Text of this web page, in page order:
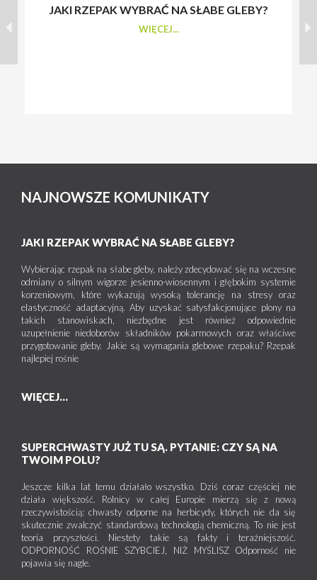
JAKI RZEPAK WYBRAĆ NA SŁABE GLEBY?
WIĘCEJ...
NAJNOWSZE KOMUNIKATY
JAKI RZEPAK WYBRAĆ NA SŁABE GLEBY?
Wybierając rzepak na słabe gleby, należy zdecydować się na wczesne
odmiany o silnym wigorze jesienno-wiosennym i głębokim systemie
korzeniowym, które wykazują wysoką tolerancję na stresy oraz
elastyczność adaptacyjną. Aby uzyskać satysfakcjonujące plony na
takich stanowiskach, niezbędne jest również odpowiednie
uzupełnienie niedoborów składników pokarmowych oraz właściwe
przygotowanie gleby. Jakie są wymagania glebowe rzepaku? Rzepak
najlepiej rośnie
WIĘCEJ...
SUPERCHWASTY JUŻ TU SĄ. PYTANIE: CZY SĄ NA
TWOIM POLU?
Jeszcze kilka lat temu działało wszystko. Dziś coraz częściej nie
działa większość. Rolnicy w całej Europie mierzą się z nową
rzeczywistością: chwasty odporne na herbicydy, których nie da się
skutecznie zwalczyć standardową technologią chemiczną. To nie jest
teoria przyszłości. Niestety takie są fakty i teraźniejszość.
ODPORNOŚĆ ROŚNIE SZYBCIEJ, NIŻ MYŚLISZ Odporność nie
pojawia się nagle.